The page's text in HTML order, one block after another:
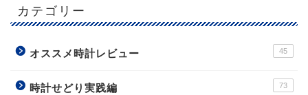
カテゴリー
オススメ時計レビュー 45
時計せどり実践編 73